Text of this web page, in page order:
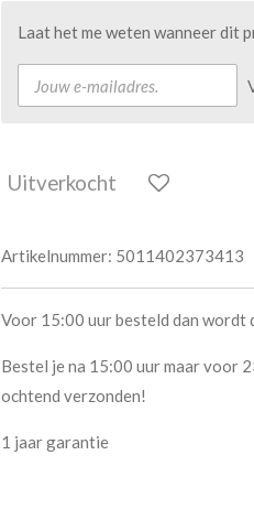
Laat het me weten wanneer dit
Uitverkocht
Artikelnummer: 5011402373413
Voor 15:00 uur besteld dan wordt
Bestel je na 15:00 uur maar voor
ochtend verzonden!
1 jaar garantie